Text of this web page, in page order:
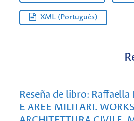
XML (Português)
Reseña de libro: Raffaella
E AREE MILITARI.